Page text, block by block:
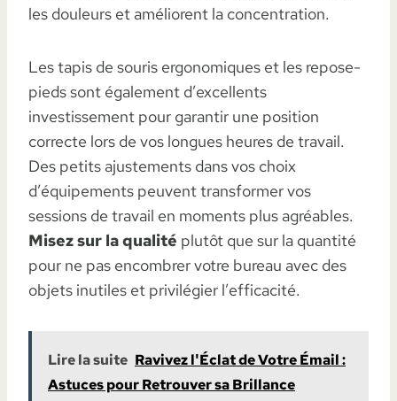
les douleurs et améliorent la concentration.
Les tapis de souris ergonomiques et les repose-
pieds sont également d’excellents
investissement pour garantir une position
correcte lors de vos longues heures de travail.
Des petits ajustements dans vos choix
d’équipements peuvent transformer vos
sessions de travail en moments plus agréables.
Misez sur la qualité plutôt que sur la quantité
pour ne pas encombrer votre bureau avec des
objets inutiles et privilégier l’efficacité.
Lire la suite Ravivez l'Éclat de Votre Émail :
Astuces pour Retrouver sa Brillance